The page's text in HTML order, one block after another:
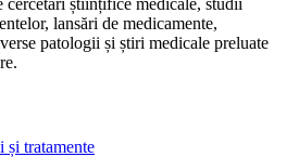
cercetări științifice medicale, studii
lansări de medicamente,
patologii și știri medicale preluate
tratamente